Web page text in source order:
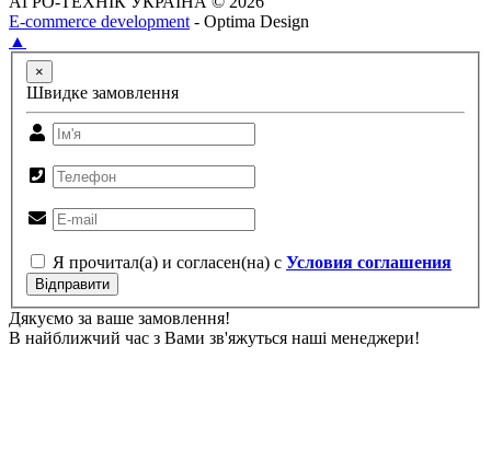
E-commerce development - Optima Design
▲
×
Швидке замовлення
Я прочитал(а) и согласен(на) с Условия соглашения
Відправити
Дякуємо за ваше замовлення!
В найближчий час з Вами зв'яжуться наші менеджери!